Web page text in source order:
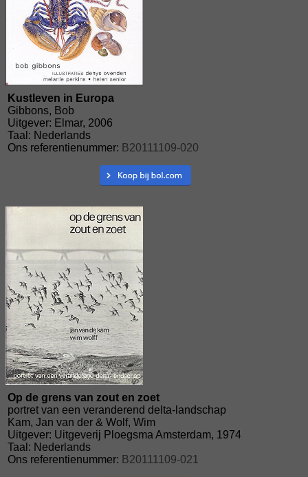
Kustleven in Europa
Gibbons, Bob
Uitgever: Elmar, 2006
Taal: Nederlands
Ons referentienummer: B20111109-020
Op de grens van zout en zoet
portret van een veranderend delta-landschap
Kam, Jan van der & Wolf, Wim
Uitgever: Uitgeverij Ploegsma Amsterdam, 1974
Taal: Nederlands
Ons referentienummer: B20111109-021